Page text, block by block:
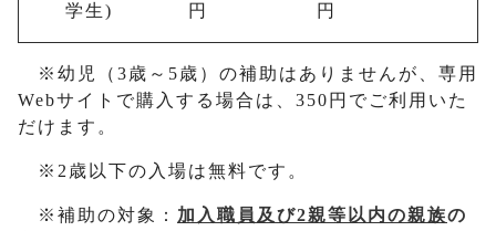
学生)
円
円
※幼児（3歳～5歳）の補助はありませんが、専用
Webサイトで購入する場合は、350円でご利用いた
だけます。
※2歳以下の入場は無料です。
※補助の対象： 加入職員及び2親等以内の親族の